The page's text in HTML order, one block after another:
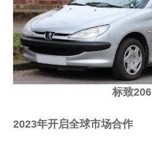
标致206
2023年开启全球市场合作